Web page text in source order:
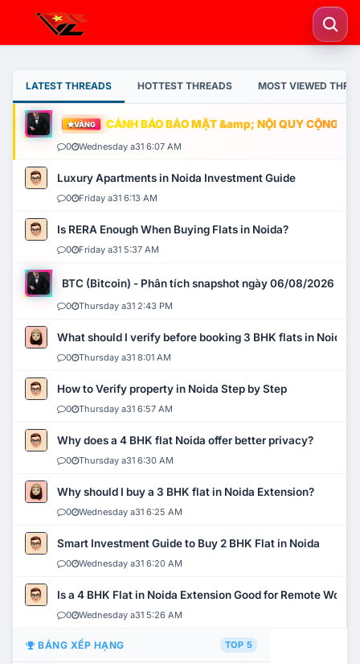
LATEST THREADS HOTTEST THREADS MOST VIEWED
VÀNG CẢNH BÁO BẢO MẬT &amp; NỘI QUY CỘNG
0 Wednesday a31 6:07 AM
Luxury Apartments in Noida Investment Guide
0 Friday a31 6:13 AM
Is RERA Enough When Buying Flats in Noida?
0 Friday a31 5:37 AM
BTC (Bitcoin) - Phân tích snapshot ngày 06/08/2026
0 Thursday a31 2:43 PM
What should I verify before booking 3 BHK flats in Noida?
0 Thursday a31 8:01 AM
How to Verify property in Noida Step by Step
0 Thursday a31 6:57 AM
Why does a 4 BHK flat Noida offer better privacy?
0 Thursday a31 6:30 AM
Why should I buy a 3 BHK flat in Noida Extension?
0 Wednesday a31 6:25 AM
Smart Investment Guide to Buy 2 BHK Flat in Noida
0 Wednesday a31 6:20 AM
Is a 4 BHK Flat in Noida Extension Good for Remote Work?
0 Wednesday a31 5:26 AM
BẢNG XẾP HẠNG TOP 5